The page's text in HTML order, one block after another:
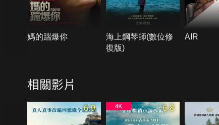
媽的踹爆你
海上鋼琴師(數位修
復版)
AIR
相關影片
6.9 6.8